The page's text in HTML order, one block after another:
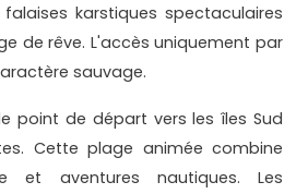
karstiques spectaculaires
de rêve. L'accès uniquement par
sauvage.
point de départ vers les îles Sud
Cette plage animée combine
et aventures nautiques. Les